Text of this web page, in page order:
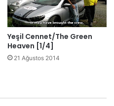
Yeşil Cennet/The Green
Heaven [1/4]
21 Ağustos 2014